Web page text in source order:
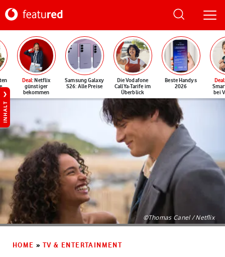
Deal: Netflix
günstiger
bekommen
Samsung Galaxy
S26: Alle Preise
Die Vodafone
CallYa-Tarife im
Überblick
Beste Handys
2026
Deal
bei
INHALT
©Thomas Canel / Netflix
HOME » TV & ENTERTAINMENT